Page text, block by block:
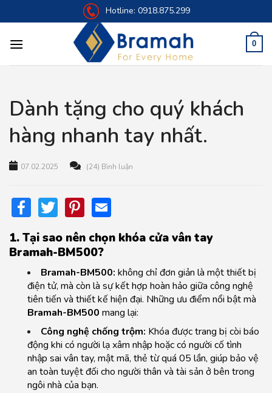
to
Hotline: 0918.875.299
0
Dành tặng cho quý khách
hàng nhanh tay nhất.
07.02.2025 (24) Bình luận
Facebook
TwitterPinterest
1. Tại sao nên chọn khóa cửa vân tay
Bramah-BM500?
Bramah-BM500: không chỉ đơn giản là một thiết bị
điện tử, mà còn là sự kết hợp hoàn hảo giữa công nghệ
tiên tiến và thiết kế hiện đại. Những ưu điểm nổi bật mà
Bramah-BM500 mang lại:
Công nghệ chống trộm: Khóa được trang bị còi báo
động khi có người lạ xâm nhập hoặc có người cố tình
nhập sai vân tay, mật mã, thẻ từ quá 05 lần, giúp bảo vệ
an toàn tuyệt đối cho người thân và tài sản ở bên trong
ngôi nhà của bạn.